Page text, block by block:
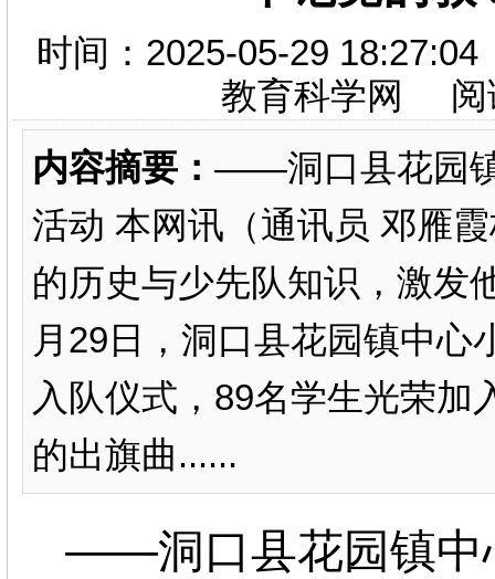
时间：2025-05-29
教育科学网 阅
内容摘要： ——洞口县花园镇
活动 本网讯（通讯员 邓雁
的历史与少先队知识，激发
月29日，洞口县花园镇中心
入队仪式，89名学生光荣加
的出旗曲......
——洞口县花园镇